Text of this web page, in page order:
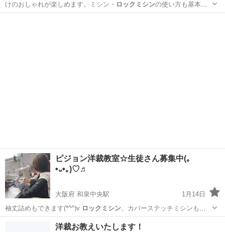
けのおしゃれが楽しめます。ミシン・ ロックミシンの使い方も基本か
らお教えいたします…
ピジョン洋裁教室☆生徒さん募集中(｡
•᎑•｡)♡♬
大阪府 和泉中央駅
1月14日
袖丈詰めもできます(*^^)v ロックミシン、カバーステッチミシンもあ
るので、… 岸和田市 和泉中央駅 洋裁
洋裁お教えいたします！